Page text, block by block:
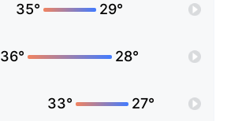
35° 29°
36° 28°
33° 27°